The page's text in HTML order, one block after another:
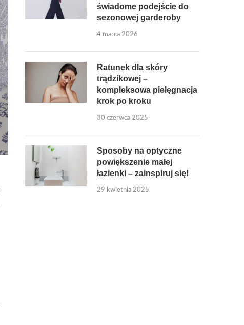
świadome podejście do
sezonowej garderoby
4 marca 2026
Ratunek dla skóry
trądzikowej –
kompleksowa pielęgnacja
krok po kroku
30 czerwca 2025
Sposoby na optyczne
powiększenie małej
łazienki – zainspiruj się!
29 kwietnia 2025